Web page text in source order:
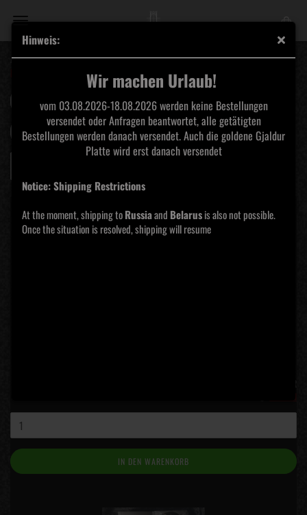
Hinweis:
Wir machen Urlaub!
vom 03.08.2026-18.08.2026 werden keine Bestellungen
versendet oder Anfragen beantwortet, alle getätigten
Bestellungen werden danach versendet. Auch die goldene Gjaldur
Platte wird erst danach versendet
Notice: Shipping Restrictions
At the moment, shipping toRussiaand Belarusis also not possible.
Once the situation is resolved, shipping will resume
Amor Fati Productions
https://shop.amor-fati-productions.de/de/
Sortieren nach
Sortieren nach Alle Kategorien
pro Seite
16 pro Seite
pro Seite
IN DEN WARENKORB